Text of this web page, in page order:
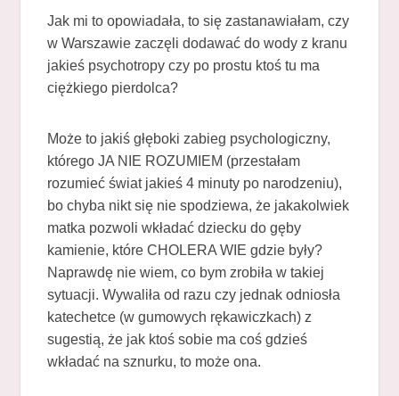
Jak mi to opowiadała, to się zastanawiałam, czy
w Warszawie zaczęli dodawać do wody z kranu
jakieś psychotropy czy po prostu ktoś tu ma
ciężkiego pierdolca?
Może to jakiś głęboki zabieg psychologiczny,
którego JA NIE ROZUMIEM (przestałam
rozumieć świat jakieś 4 minuty po narodzeniu),
bo chyba nikt się nie spodziewa, że jakakolwiek
matka pozwoli wkładać dziecku do gęby
kamienie, które CHOLERA WIE gdzie były?
Naprawdę nie wiem, co bym zrobiła w takiej
sytuacji. Wywaliła od razu czy jednak odniosła
katechetce (w gumowych rękawiczkach) z
sugestią, że jak ktoś sobie ma coś gdzieś
wkładać na sznurku, to może ona.